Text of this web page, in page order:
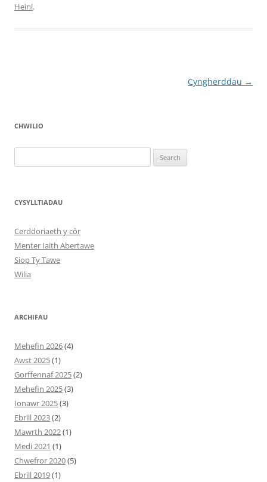
Heini.
Cyngherddau →
CHWILIO
for:
CYSYLLTIADAU
Cerddoriaeth y côr
Menter Iaith Abertawe
Siop Ty Tawe
Wilia
ARCHIFAU
Mehefin 2026(4)
Awst 2025(1)
Gorffennaf 2025(2)
Mehefin 2025(3)
Ionawr 2025(3)
Ebrill 2023(2)
Mawrth 2022(1)
Medi 2021 (1)
Chwefror 2020(5)
Ebrill 2019(1)